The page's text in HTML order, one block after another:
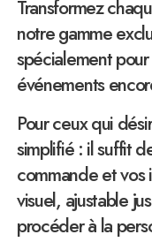
Transformez
notre gamme
spécialement
événements
Pour ceux qui
simplifié : il suffit
commande et vos
visuel, ajustable
procéder à la